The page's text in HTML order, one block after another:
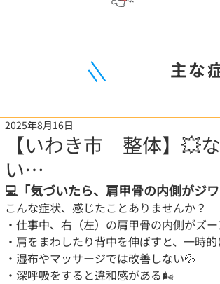
主な
【いわき市 整体】💥
い…
2025年8月16日
💻「気づいたら、肩甲骨の内側がジ
こんな症状、感じたことありませんか？
・仕事中、右（左）の肩甲骨の内側がズ
・肩をまわしたり背中を伸ばすと、一時
・湿布やマッサージでは改善しない💦
・深呼吸をすると違和感がある🌬